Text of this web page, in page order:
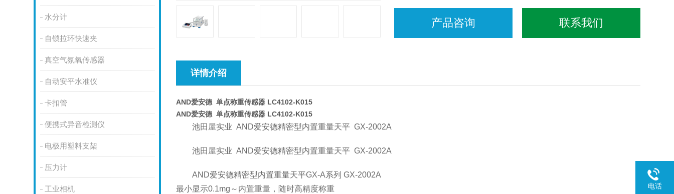
水分计
自锁拉环快速夹
真空气氛氧传感器
自动安平水准仪
卡扣管
便携式异音检测仪
电极用塑料支架
压力计
工业相机
产品咨询 联系我们
详情介绍
AND爱安德 单点称重传感器 LC4102-K015
AND爱安德 单点称重传感器 LC4102-K015
池田屋实业 AND爱安德精密型内置重量天平 GX-2002A
池田屋实业 AND爱安德精密型内置重量天平 GX-2002A
AND爱安德精密型内置重量天平GX-A系列 GX-2002A
最小显示0.1mg～内置重量，随时高精度称重
电话